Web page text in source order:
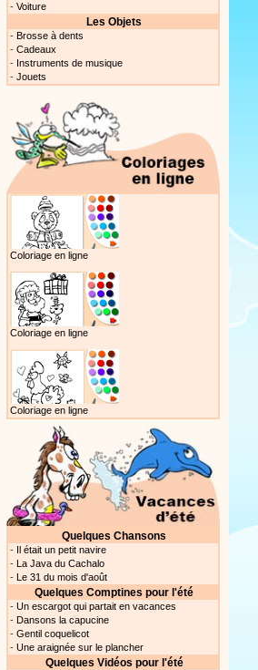
- Voiture
Les Objets
- Brosse à dents
- Cadeaux
- Instruments de musique
- Jouets
Coloriage en ligne
Coloriage en ligne
Coloriage en ligne
Quelques Chansons
- Il était un petit navire
- La Java du Cachalo
- Le 31 du mois d'août
Quelques Comptines pour l'été
- Un escargot qui partait en vacances
- Dansons la capucine
- Gentil coquelicot
- Une araignée sur le plancher
Quelques Vidéos pour l'été